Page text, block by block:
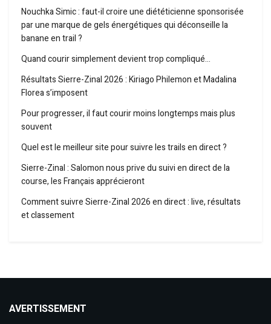
Nouchka Simic : faut-il croire une diététicienne sponsorisée
par une marque de gels énergétiques qui déconseille la
banane en trail ?
Quand courir simplement devient trop compliqué…
Résultats Sierre-Zinal 2026 : Kiriago Philemon et Madalina
Florea s’imposent
Pour progresser, il faut courir moins longtemps mais plus
souvent
Quel est le meilleur site pour suivre les trails en direct ?
Sierre-Zinal : Salomon nous prive du suivi en direct de la
course, les Français apprécieront
Comment suivre Sierre-Zinal 2026 en direct : live, résultats
et classement
AVERTISSEMENT